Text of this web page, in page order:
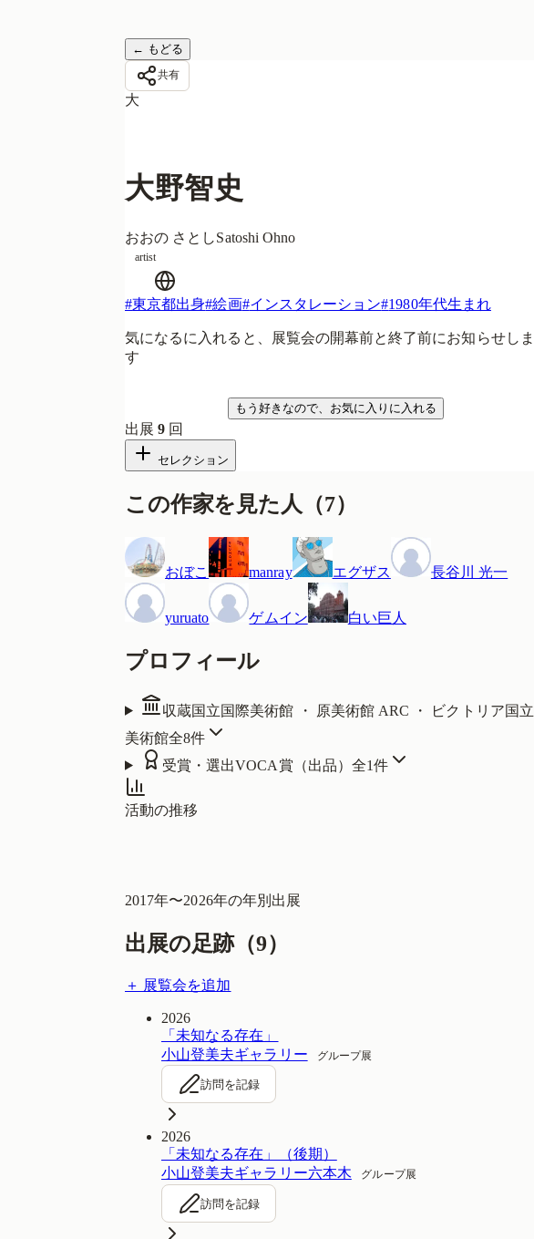
← もどる
共有
大
大野智史
おおの さとしSatoshi Ohno
artist
#東京都出身#絵画#インスタレーション#1980年代生まれ
気になるに入れると、展覧会の開幕前と終了前にお知らせしま
す
もう好きなので、お気に入りに入れる
出展9 回
セレクション
この作家を見た人 （7）
おぼこ manray エグザス 長谷川 光一
yuruato ゲムイン 白い巨人
プロフィール
収蔵国立国際美術館 ・ 原美術館 ARC ・ ビクトリア国立
美術館全8件
受賞・選出VOCA賞（出品） 全1件
活動の推移
2017年〜2026年の年別出展
出展の足跡（9）
＋ 展覧会を追加
2026
「未知なる存在」
小山登美夫ギャラリー
グループ展
訪問を記録
2026
「未知なる存在」（後期）
小山登美夫ギャラリー六本木
グループ展
訪問を記録